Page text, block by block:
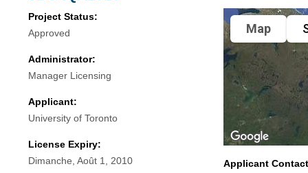
Project Status:
Approved
Administrator:
Manager Licensing
Applicant:
University of Toronto
License Expiry:
Dimanche, Août 1, 2010
Map
Applicant